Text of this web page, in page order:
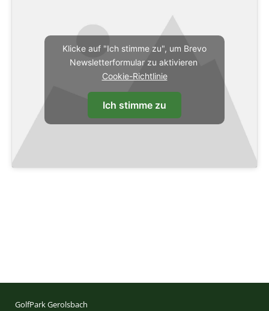
Klicke auf "Ich stimme zu", um Brevo
Newsletterformular zu aktivieren
Cookie-Richtlinie
Ich stimme zu
GolfPark Gerolsbach